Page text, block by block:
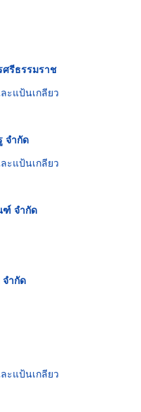
รีธรรมราช
ะแป้นเกลียว
จำกัด
ะแป้นเกลียว
ฑ์ จำกัด
จำกัด
ะแป้นเกลียว